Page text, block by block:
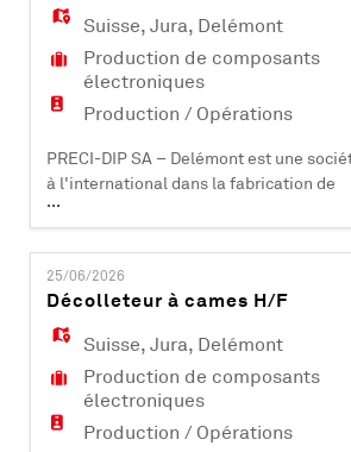
9100 et IATF 16949, elle compte plus de
collaborateurs et est acti
Suisse,Jura, Delémont
Production de composants
électroniques
Production / Opérations
PRECI-DIP SA – Delémont est une
à l'international dans la fabrication de
composants électroniques (contacts et
connecteurs). Certifiée ISO 9001, ISO
9100 et IATF 16949, elle compte plus de
collaborateurs et est active dans les
industriels, aéronautiques, automobiles,
médicaux et informatiques. PRECI-DIP
...
25/06/2026
Décolleteur à cames H/F
Suisse,Jura, Delémont
Production de composants
électroniques
Production / Opérations